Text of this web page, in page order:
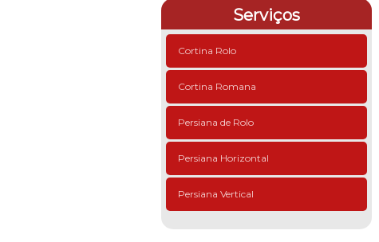
Serviços
Cortina Rolo
Cortina Romana
Persiana de Rolo
Persiana Horizontal
Persiana Vertical